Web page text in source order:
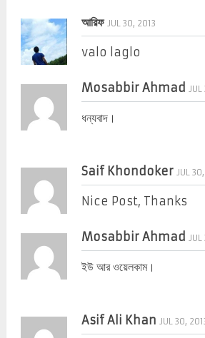
আরিফ JUL 30, 2013
valo laglo
Mosabbir Ahmad JUL
ধন্যবাদ।
Saif Khondoker JUL
Nice Post, Thanks
Mosabbir Ahmad JUL
ইউ আর ওয়েলকাম।
Asif Ali Khan JUL 30,